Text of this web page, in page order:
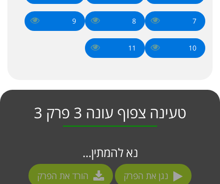
7
8
9
10
11
טעינה צפוף עונה 3 פרק 3
נא להמתין...
נגן את הפרק הורד את הפרק